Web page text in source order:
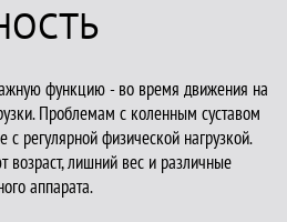
функцию - во время движения на
Проблемам с коленным суставом
регулярной физической нагрузкой.
лишний вес и различные
аппарата.